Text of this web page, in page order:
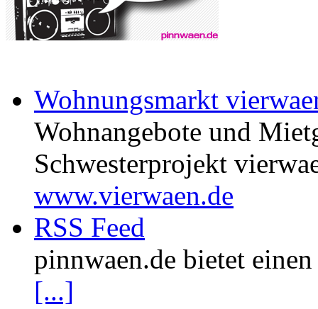
Wohnungsmarkt
Wohnangebote und
Schwesterprojekt
www.vierwaen.de
RSS Feed
pinnwaen.de bietet
[...]